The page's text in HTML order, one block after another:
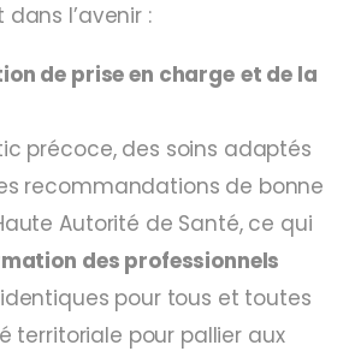
dans l’avenir :
de prise en charge et de la
précoce, des soins adaptés
recommandations de bonne
Autorité de Santé, ce qui
des professionnels
pour tous et toutes
territoriale pour pallier aux